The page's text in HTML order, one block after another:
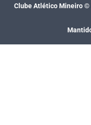
Clube Atlético Mineiro ©